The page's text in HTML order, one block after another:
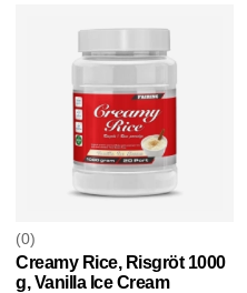
0
Creamy Rice, Risgröt 1000
g, Vanilla Ice Cream